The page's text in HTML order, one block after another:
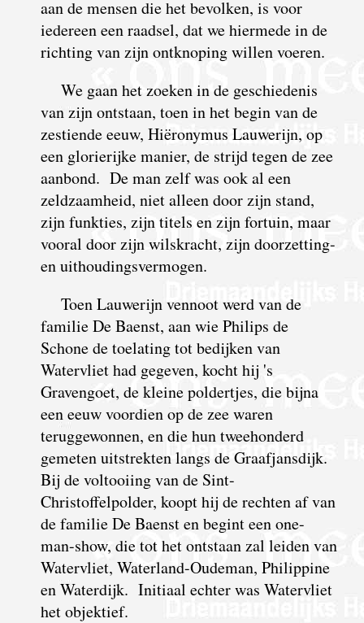
aan de mensen die het bevolken, is voor
iedereen een raadsel, dat we hiermede in de
richting van zijn ontknoping willen voeren.
We gaan het zoeken in de geschiedenis
van zijn ontstaan, toen in het begin van de
zestiende eeuw, Hiëronymus Lauwerijn, op
een glorierijke manier, de strijd tegen de zee
aanbond. De man zelf was ook al een
zeldzaamheid, niet alleen door zijn stand,
zijn funkties, zijn titels en zijn fortuin, maar
vooral door zijn wilskracht, zijn doorzetting-
en uithoudingsvermogen.
Toen Lauwerijn vennoot werd van de
familie De Baenst, aan wie Philips de
Schone de toelating tot bedijken van
Watervliet had gegeven, kocht hij 's
Gravengoet, de kleine poldertjes, die bijna
een eeuw voordien op de zee waren
teruggewonnen, en die hun tweehonderd
gemeten uitstrekten langs de Graafjansdijk.
Bij de voltooiing van de Sint-
Christoffelpolder, koopt hij de rechten af van
de familie De Baenst en begint een one-
man-show, die tot het ontstaan zal leiden van
Watervliet, Waterland-Oudeman, Philippine
en Waterdijk. Initiaal echter was Watervliet
het objektief.